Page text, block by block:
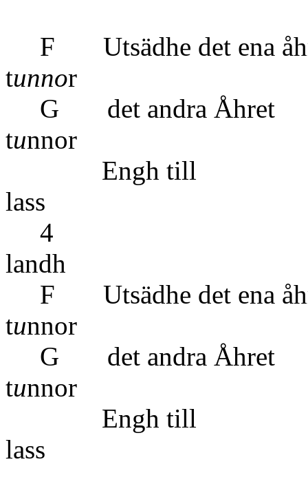
F Utsädhe
tunnor
G det
tunnor
lass
4 6 ½
F Utsädhe
tunnor
G det
tunnor
lass